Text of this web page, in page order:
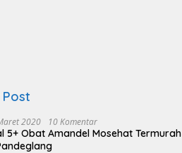
2020 10 Komentar
5+ Obat Amandel Mosehat Termurah